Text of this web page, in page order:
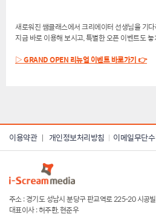
새로워진 쌤클래스에서 크리에이터 선생님을 기
지금 바로 이용해 보시고, 특별한 오픈 이벤트도
▷ GRAND OPEN 리뉴얼 이벤트 바로가기 👉
이용약관 | 개인정보처리방침 이메일무단
주소 : 경기도 성남시 분당구 판교역로 225-20 시공
대표이사 : 허주환, 현준우